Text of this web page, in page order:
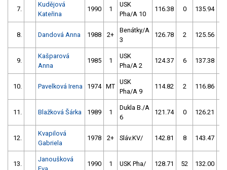
7.
Kudějová
Kateřina
1990 1
USK
Pha/A 10
116.38 0 135.94
8. Dandová Anna 1988 2+
Benátky/A
3
126.78 2 125.56
9.
Kašparová
Anna
1985 1
USK
Pha/A 2
124.37 6 137.38
10. Pavelková Irena 1974 MT
USK
Pha/A 9
114.82 2 116.86
11. Blažková Šárka 1989 1
Dukla B./A
6
121.74 0 126.21
12.
Kvapilová
Gabriela
1978 2+ Sláv.KV/ 142.81 8 143.47
13.
Janoušková
1990 1 USK Pha/ 128.71 52 132.00